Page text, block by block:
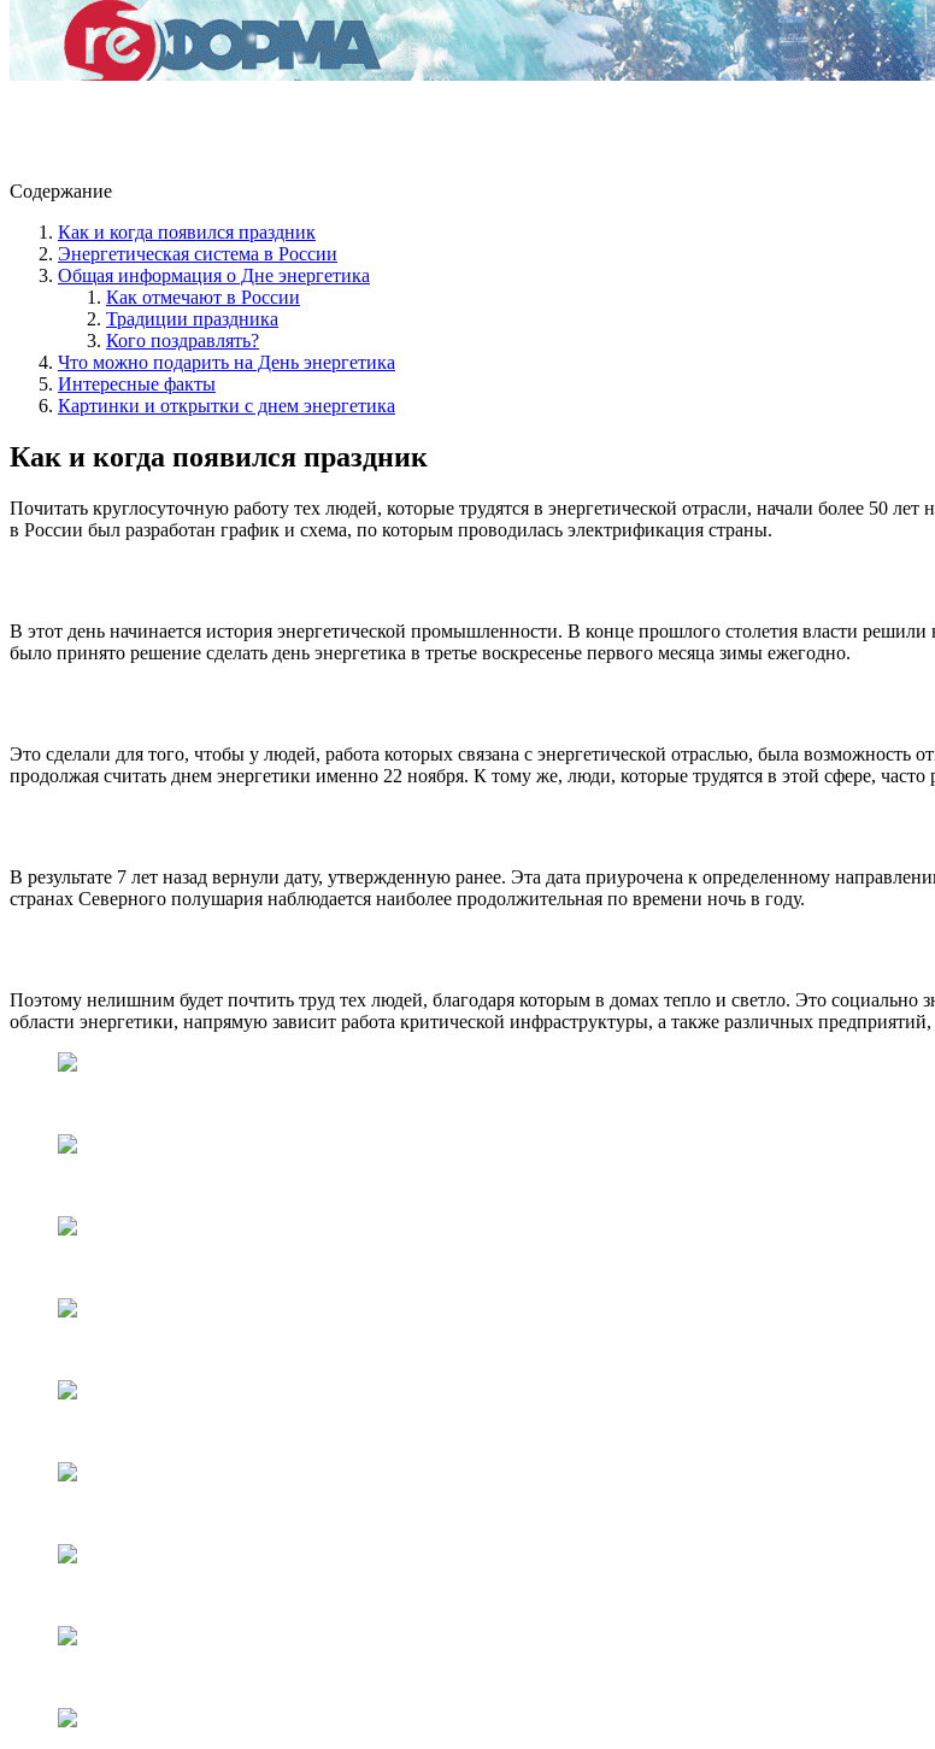
Содержание
Как и когда появился праздник
Энергетическая система в России
Общая информация о Дне энергетика
Как отмечают в России
Традиции праздника
Кого поздравлять?
Что можно подарить на День энергетика
Интересные факты
Картинки и открытки с днем энергетика
Как и когда появился праздник
Почитать круглосуточную работу тех людей, которые трудятся в энергетической отрасли, начали более 50
в России был разработан график и схема, по которым проводилась электрификация страны.
В этот день начинается история энергетической промышленности. В конце прошлого столетия власти
было принято решение сделать день энергетика в третье воскресенье первого месяца зимы ежегодно.
Это сделали для того, чтобы у людей, работа которых связана с энергетической отраслью, была
продолжая считать днем энергетики именно 22 ноября. К тому же, люди, которые трудятся в этой сфере,
В результате 7 лет назад вернули дату, утвержденную ранее. Эта дата приурочена к определенному
странах Северного полушария наблюдается наиболее продолжительная по времени ночь в году.
Поэтому нелишним будет почтить труд тех людей, благодаря которым в домах тепло и светло. Это
области энергетики, напрямую зависит работа критической инфраструктуры, а также различных